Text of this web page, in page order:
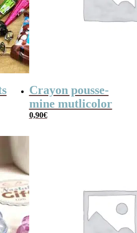
Crayon pousse-
mine mutlicolor
0,90€